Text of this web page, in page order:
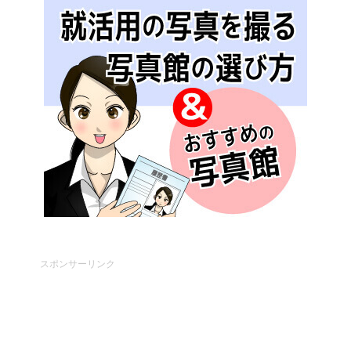
スポンサーリンク